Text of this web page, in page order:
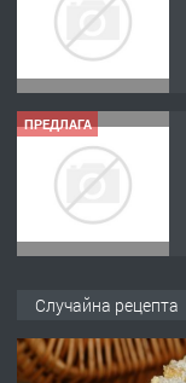
ПРЕДЛАГА
Случайна рецепта